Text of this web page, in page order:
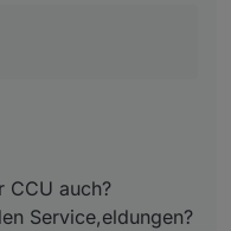
CCU auch?
Service,eldungen?